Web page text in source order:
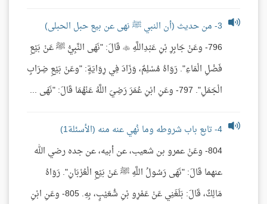
3- من حديث (أن النبي ﷺ نهى عن بيع حبل الحبلى)
796- وعَنْ جَابِرِ بْنِ عَبْدِاللَّهِ  قَالَ: "نَهَى النَّبِيُّ ﷺ عَنْ بَيْعِ
فَضْلِ الْمَاءِ". رَوَاهُ مُسْلِمٌ، وَزَادَ فِي رِوَايَةٍ: "وعَنْ بَيْعِ ضِرَابِ
الْجَمَلِ". 797- وعَنِ ابْنِ عُمَرَ رَضِيَ اللَّهُ عَنْهُمَا قَالَ: "نَهَى ...
4- تابع باب شروطه وما نُهي عنه منه (الأسئلة1)
804- وعَنْ عمرو بن شعيب، عن أبيه، عن جده رضي الله
عنهما قَالَ: "نَهَى رَسُولُ اللَّهِ ﷺ عَنْ بَيْعِ الْعُرْبَانِ". رَوَاهُ
مَالِكٌ، قَالَ: بَلَغَنِي عَنْ عَمْرِو بْنِ شُعَيْبٍ، بِهِ. 805- وعَنِ ابْنِ